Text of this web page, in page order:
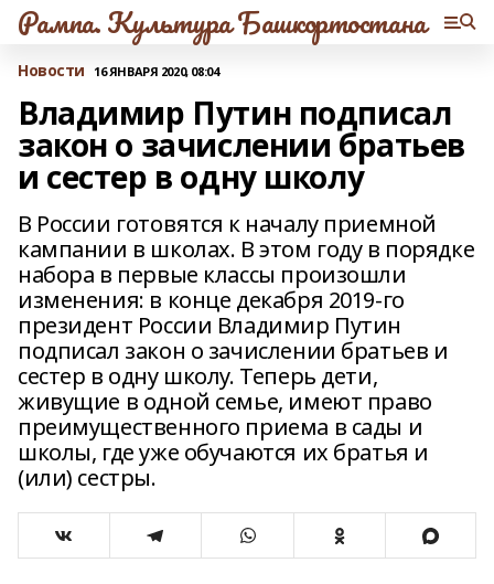
Рампа. Культура Башкортостана
Новости 16 ЯНВАРЯ 2020, 08:04
Владимир Путин подписал
закон о зачислении братьев
и сестер в одну школу
В России готовятся к началу приемной
кампании в школах. В этом году в порядке
набора в первые классы произошли
изменения: в конце декабря 2019-го
президент России Владимир Путин
подписал закон о зачислении братьев и
сестер в одну школу. Теперь дети,
живущие в одной семье, имеют право
преимущественного приема в сады и
школы, где уже обучаются их братья и
(или) сестры.